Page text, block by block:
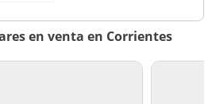
en venta en Corrientes